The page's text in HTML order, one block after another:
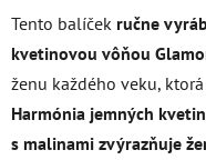
Tento balíček ručne
kvetinovou vôňou
ženu každého veku,
Harmónia jemných
s malinami zvýrazňuje